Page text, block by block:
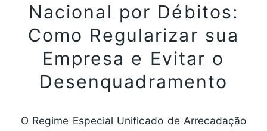
Nacional por Débitos:
Como Regularizar sua
Empresa e Evitar o
Desenquadramento
O Regime Especial Unificado de Arrecadação